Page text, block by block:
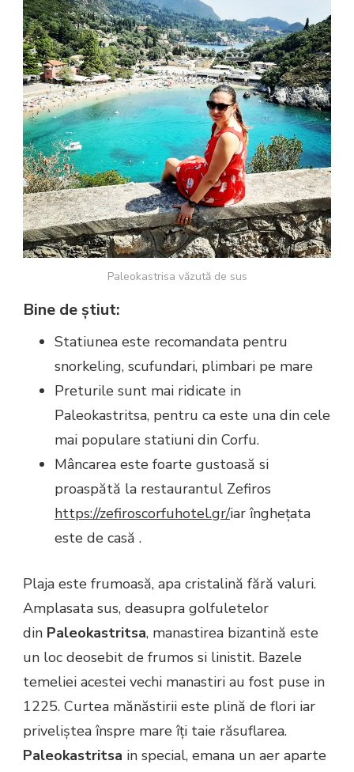
Paleokastrisa văzută de sus
Bine de știut:
Statiunea este recomandata pentru
snorkeling, scufundari, plimbari pe mare
Preturile sunt mai ridicate in
Paleokastritsa, pentru ca este una din cele
mai populare statiuni din Corfu.
Mâncarea este foarte gustoasă si
proaspătă la restaurantul Zefiros
https://zefiroscorfuhotel.gr/iar înghețata
este de casă .
Plaja este frumoasă, apa cristalină fără valuri.
Amplasata sus, deasupra golfuletelor
din Paleokastritsa, manastirea bizantină este
un loc deosebit de frumos si linistit. Bazele
temeliei acestei vechi manastiri au fost puse in
1225. Curtea mănăstirii este plină de flori iar
priveliștea înspre mare îți taie răsuflarea.
Paleokastritsa in special, emana un aer aparte